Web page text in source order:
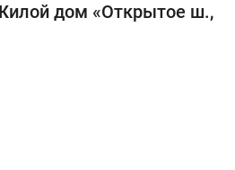
дом «Открытое ш.,